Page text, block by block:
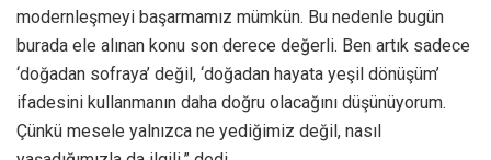
modernleşmeyi başarmamız mümkün. Bu nedenle bugün
burada ele alınan konu son derece değerli. Ben artık sadece
‘doğadan sofraya’ değil, ‘doğadan hayata yeşil dönüşüm’
ifadesini kullanmanın daha doğru olacağını düşünüyorum.
Çünkü mesele yalnızca ne yediğimiz değil, nasıl